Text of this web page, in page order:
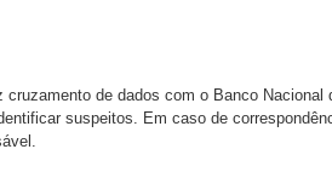
cruzamento de dados com o Banco Nacional
suspeitos. Em caso de